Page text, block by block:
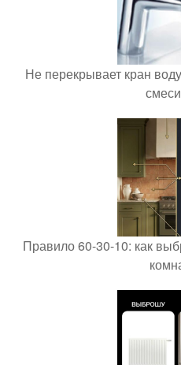
Не перекрывает кран
Правило 60-30-10: как